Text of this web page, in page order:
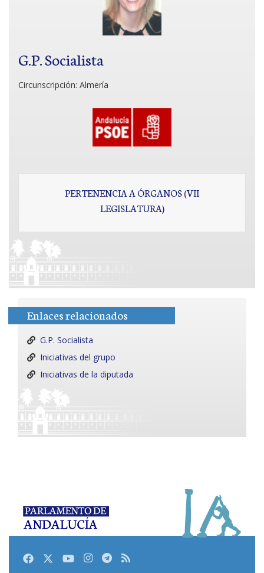
G.P. Socialista
Circunscripción: Almería
PERTENENCIA A ÓRGANOS (VII
LEGISLATURA)
Enlaces relacionados
G.P. Socialista
Iniciativas del grupo
Iniciativas de la diputada
FacebookTwitterYoutubeInstagram
Telegram
RSS